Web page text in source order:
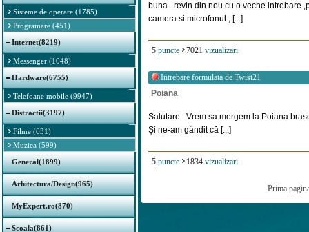
Sisteme de operare (1785)
Programare (451)
Internet(8219)
Messenger (1048)
Hardware(6755)
Telefoane mobile (9947)
Distractii(3197)
Filme (631)
Muzica (599)
General(1899)
Arhitectura/Design(965)
MyExpert.ro(870)
Scoala(861)
buna . revin din nou cu o veche intrebare
camera si microfonul , [...]
5 puncte 7021 vizualizari
Intrebare formulata de Twist21
Poiana
Salutare. Vrem sa mergem la Poiana
Și ne-am gândit că [...]
5 puncte 1834 vizualizari
Prima